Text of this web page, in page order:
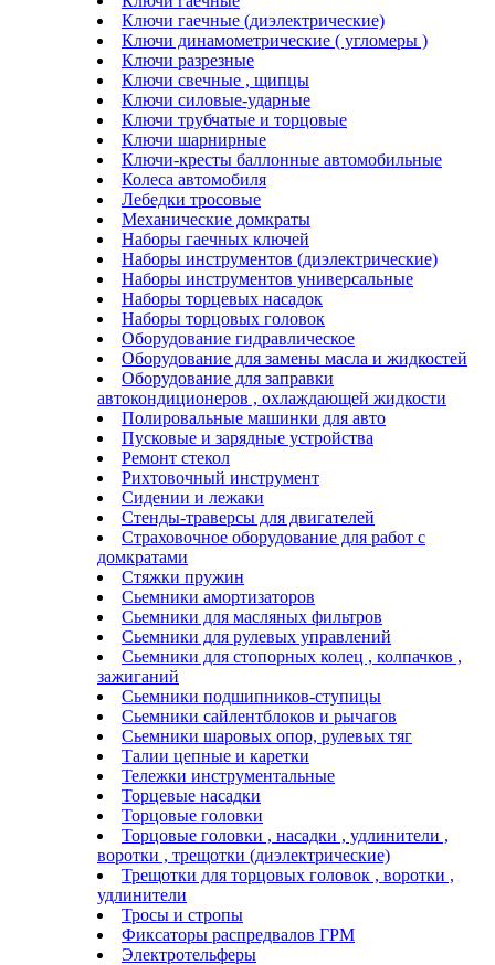
Ключи гаечные (диэлектрические)
Ключи динамометрические ( угломеры )
Ключи разрезные
Ключи свечные , щипцы
Ключи силовые-ударные
Ключи трубчатые и торцовые
Ключи шарнирные
Ключи-кресты баллонные автомобильные
Колеса автомобиля
Лебедки тросовые
Механические домкраты
Наборы гаечных ключей
Наборы инструментов (диэлектрические)
Наборы инструментов универсальные
Наборы торцевых насадок
Наборы торцовых головок
Оборудование гидравлическое
Оборудование для замены масла и жидкостей
Оборудование для заправки
автокондиционеров , охлаждающей жидкости
Полировальные машинки для авто
Пусковые и зарядные устройства
Ремонт стекол
Рихтовочный инструмент
Сидении и лежаки
Стенды-траверсы для двигателей
Страховочное оборудование для работ с
домкратами
Стяжки пружин
Сьемники амортизаторов
Сьемники для масляных фильтров
Сьемники для рулевых управлений
Сьемники для стопорных колец , колпачков ,
зажиганий
Сьемники подшипников-ступицы
Сьемники сайлентблоков и рычагов
Сьемники шаровых опор, рулевых тяг
Талии цепные и каретки
Тележки инструментальные
Торцевые насадки
Торцовые головки
Торцовые головки , насадки , удлинители ,
воротки , трещотки (диэлектрические)
Трещотки для торцовых головок , воротки ,
удлинители
Тросы и стропы
Фиксаторы распредвалов ГРМ
Электротельферы